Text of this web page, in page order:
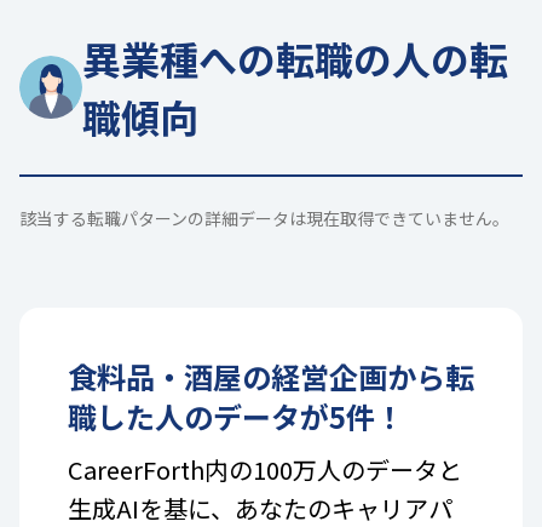
異業種への転職の人の転
職傾向
該当する転職パターンの詳細データは現在取得できていません。
食料品・酒屋の経営企画から転
職した人のデータが5件！
CareerForth内の100万人のデータと
生成AIを基に、あなたのキャリアパ